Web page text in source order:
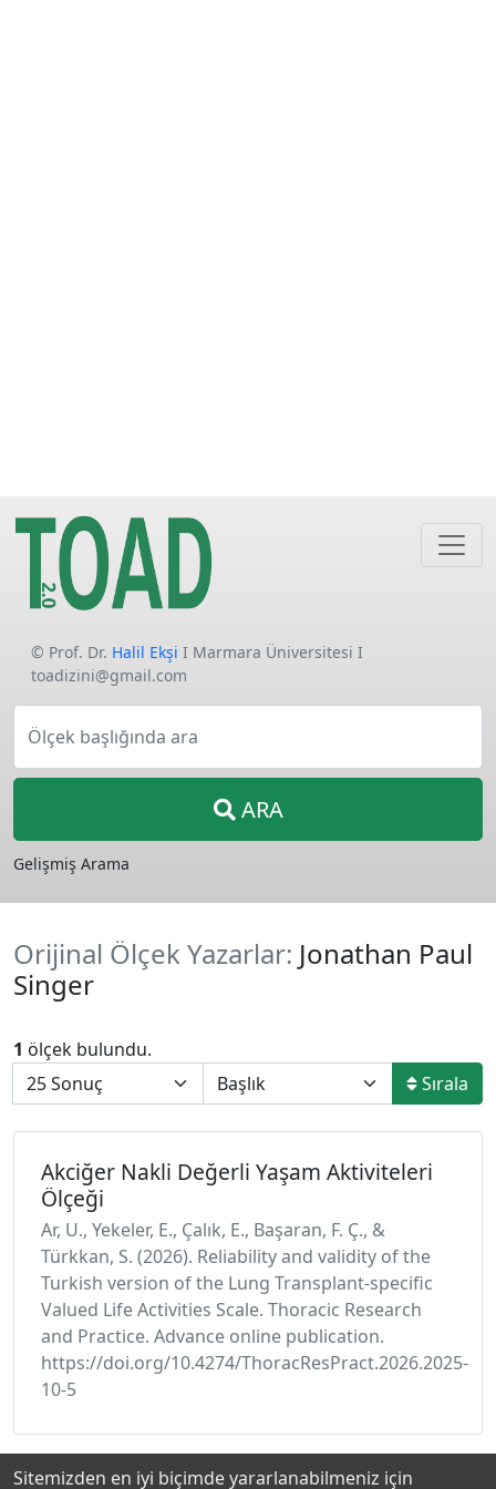
© Prof. Dr. Halil Ekşi I Marmara Üniversitesi I
toadizini@gmail.com
Ölçek başlığında ara
ARA
Gelişmiş Arama
Orijinal Ölçek Yazarlar: Jonathan Paul
Singer
1 ölçek bulundu.
Sırala
Akciğer Nakli Değerli Yaşam Aktiviteleri
Ölçeği
Ar, U., Yekeler, E., Çalık, E., Başaran, F. Ç., &
Türkkan, S. (2026). Reliability and validity of the
Turkish version of the Lung Transplant-specific
Valued Life Activities Scale. Thoracic Research
and Practice. Advance online publication.
https://doi.org/10.4274/ThoracResPract.2026.2025-
10-5
Sitemizden en iyi biçimde yararlanabilmeniz için